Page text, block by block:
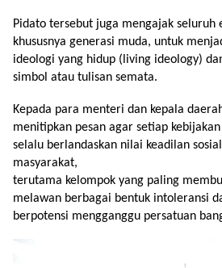
Pidato tersebut juga mengajak seluruh
khususnya generasi muda, untuk
ideologi yang hidup (living ideology)
simbol atau tulisan semata.
Kepada para menteri dan kepala
menitipkan pesan agar setiap
selalu berlandaskan nilai keadilan
masyarakat,
terutama kelompok yang paling
melawan berbagai bentuk intoleransi
berpotensi mengganggu persatuan